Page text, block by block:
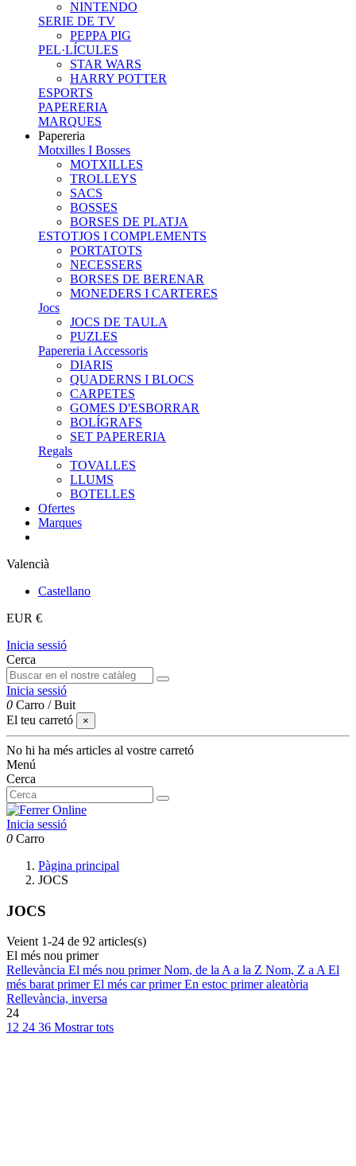
NINTENDO
SERIE DE TV
PEPPA PIG
PEL·LÍCULES
STAR WARS
HARRY POTTER
ESPORTS
PAPERERIA
MARQUES
Papereria
Motxilles I Bosses
MOTXILLES
TROLLEYS
SACS
BOSSES
BORSES DE PLATJA
ESTOTJOS I COMPLEMENTS
PORTATOTS
NECESSERS
BORSES DE BERENAR
MONEDERS I CARTERES
Jocs
JOCS DE TAULA
PUZLES
Papereria i Accessoris
DIARIS
QUADERNS I BLOCS
CARPETES
GOMES D'ESBORRAR
BOLÍGRAFS
SET PAPERERIA
Regals
TOVALLES
LLUMS
BOTELLES
Ofertes
Marques
Valencià
Castellano
EUR €
Inicia sessió
Cerca
Inicia sessió
0 Carro /Buit
El teu carretó
×
No hi ha més articles al vostre carretó
Menú
Cerca
Inicia sessió
0 Carro
Pàgina principal
JOCS
JOCS
Veient 1-24 de 92 articles(s)
El més nou primer
Rellevància El més nou primerNom, de la A a la Z Nom, Z a AEl
més barat primerEl més car primerEn estoc primeraleatòria
Rellevància, inversa
24
12 24 36 Mostrar tots